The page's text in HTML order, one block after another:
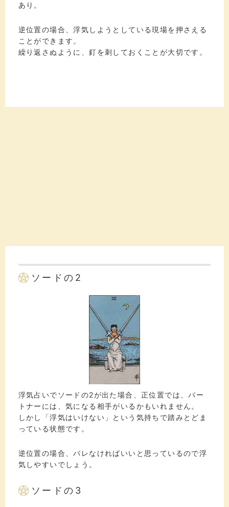
あり。
逆位置の場合、浮気しようとしている現場を押さえる
ことができます。
繰り返さぬように、釘を刺しておくことが大切です。
ソードの2
浮気占いでソードの2が出た場合、正位置では、パー
トナーには、気になる相手がいるかもいれません。
しかし「浮気はいけない」という気持ちで踏みとどま
っている状態です。
逆位置の場合、バレなければいいと思っているので浮
気しやすいでしょう。
ソードの3